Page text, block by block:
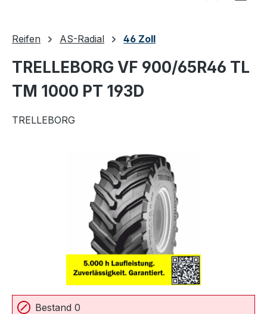
Reifen AS-Radial 46 Zoll
TRELLEBORG VF 900/65R46 TL
TM 1000 PT 193D
TRELLEBORG
Bildergalerie überspringen
Bestand 0